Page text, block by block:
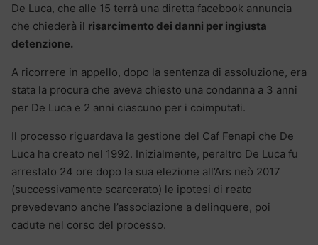
De Luca, che alle 15 terrà una diretta facebook annuncia
che chiederà il risarcimento dei danni per ingiusta
detenzione.
A ricorrere in appello, dopo la sentenza di assoluzione, era
stata la procura che aveva chiesto una condanna a 3 anni
per De Luca e 2 anni ciascuno per i coimputati.
Il processo riguardava la gestione del Caf Fenapi che De
Luca ha creato nel 1992. Inizialmente, peraltro De Luca fu
arrestato 24 ore dopo la sua elezione all’Ars neò 2017
(successivamente scarcerato) le ipotesi di reato
prevedevano anche l’associazione a delinquere, poi
cadute nel corso del processo.